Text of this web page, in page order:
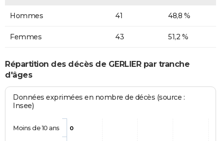
Hommes 41 48,8 %
Femmes 43 51,2 %
Répartition des décès de GERLIER par tranche
d'âges
Données exprimées en nombre de décès (source :
Insee)
0
Moins de 10 ans